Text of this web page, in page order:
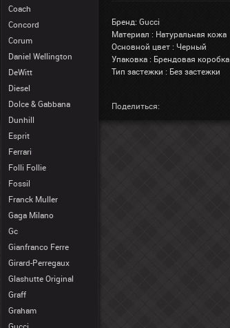
Coach
Concord
Corum
Daniel Wellington
DeWitt
Diesel
Dolce & Gabbana
Dunhill
Esprit
Ferrari
Folli Follie
Fossil
Franck Muller
Gaga Milano
Gc
Gianfranco Ferre
Girard-Perregaux
Glashutte Original
Graff
Graham
Бренд: Gucci
Материал : Натуральная кожа
Основной цвет : Черный
Упаковка : Брендовая коробка
Тип застежки : Без застежки
Поделиться: